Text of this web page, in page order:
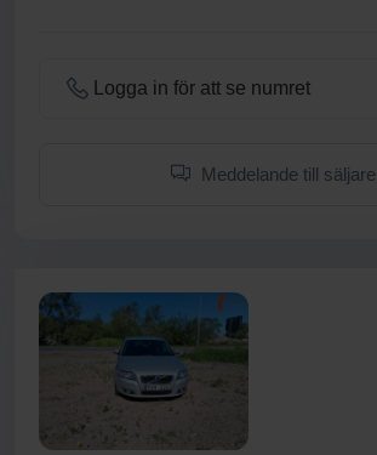
Logga in för att se numret
Meddelande till säljare